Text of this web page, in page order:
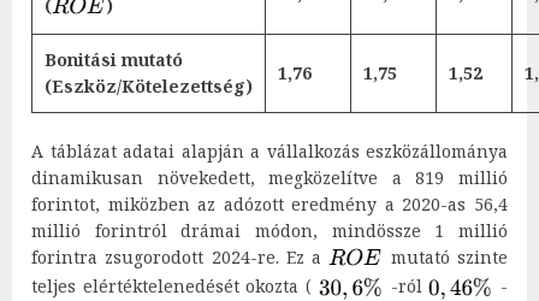
(
)
Bonitási mutató
(Eszköz/Kötelezettség)
1,76 1,75 1,52
A táblázat adatai alapján a vállalkozás eszközállománya
dinamikusan növekedett, megközelítve a 819 millió
forintot, miközben az adózott eredmény a 2020-as 56,4
millió forintról drámai módon, mindössze 1 millió
forintra zsugorodott 2024-re. Ez a
mutató szinte
teljes elértéktelenedését okozta (
-ról
-